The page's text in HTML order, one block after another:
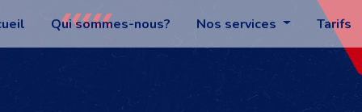
Qui sommes-nous? Nos services Tarifs